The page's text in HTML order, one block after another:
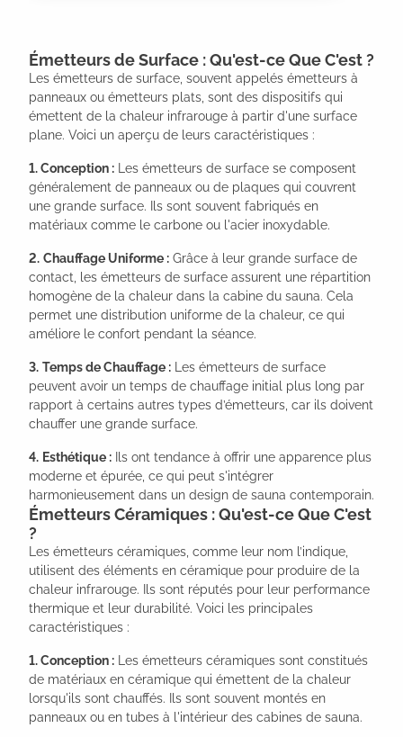
Émetteurs de Surface : Qu'est-ce Que C'est ?
Les émetteurs de surface, souvent appelés émetteurs à
panneaux ou émetteurs plats, sont des dispositifs qui
émettent de la chaleur infrarouge à partir d'une surface
plane. Voici un aperçu de leurs caractéristiques :
1. Conception : Les émetteurs de surface se composent
généralement de panneaux ou de plaques qui couvrent
une grande surface. Ils sont souvent fabriqués en
matériaux comme le carbone ou l'acier inoxydable.
2. Chauffage Uniforme : Grâce à leur grande surface de
contact, les émetteurs de surface assurent une répartition
homogène de la chaleur dans la cabine du sauna. Cela
permet une distribution uniforme de la chaleur, ce qui
améliore le confort pendant la séance.
3. Temps de Chauffage : Les émetteurs de surface
peuvent avoir un temps de chauffage initial plus long par
rapport à certains autres types d’émetteurs, car ils doivent
chauffer une grande surface.
4. Esthétique : Ils ont tendance à offrir une apparence plus
moderne et épurée, ce qui peut s'intégrer
harmonieusement dans un design de sauna contemporain.
Émetteurs Céramiques : Qu'est-ce Que C'est
?
Les émetteurs céramiques, comme leur nom l’indique,
utilisent des éléments en céramique pour produire de la
chaleur infrarouge. Ils sont réputés pour leur performance
thermique et leur durabilité. Voici les principales
caractéristiques :
1. Conception : Les émetteurs céramiques sont constitués
de matériaux en céramique qui émettent de la chaleur
lorsqu'ils sont chauffés. Ils sont souvent montés en
panneaux ou en tubes à l'intérieur des cabines de sauna.